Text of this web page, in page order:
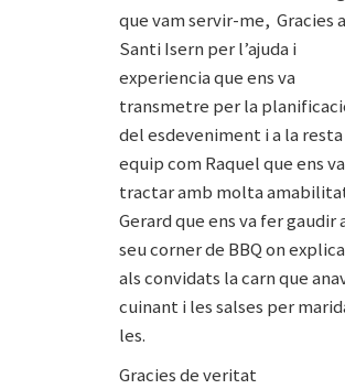
que vam servir-me, Gracies a
Santi Isern per l’ajuda i
experiencia que ens va
transmetre per la
del esdeveniment i a la
equip com Raquel que ens va
tractar amb molta
Gerard que ens va fer gaudir
seu corner de BBQ on
als convidats la carn que
cuinant i les salses per
les.
Gracies de veritat